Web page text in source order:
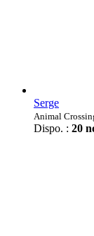
Serge
Animal
Dispo. : 20